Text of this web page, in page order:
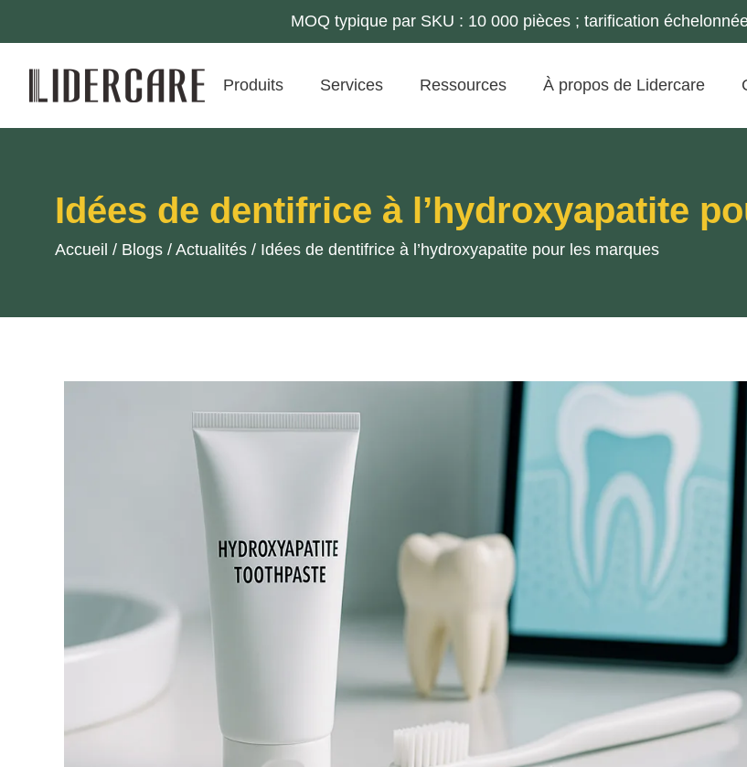
MOQ typique par SKU : 10 000 pièces ; tarification
Produits Services Ressources À propos de Lidercare
Idées de dentifrice à l’hydroxyapatite
Accueil / Blogs / Actualités / Idées de dentifrice à l’hydroxyapatite pour les marques